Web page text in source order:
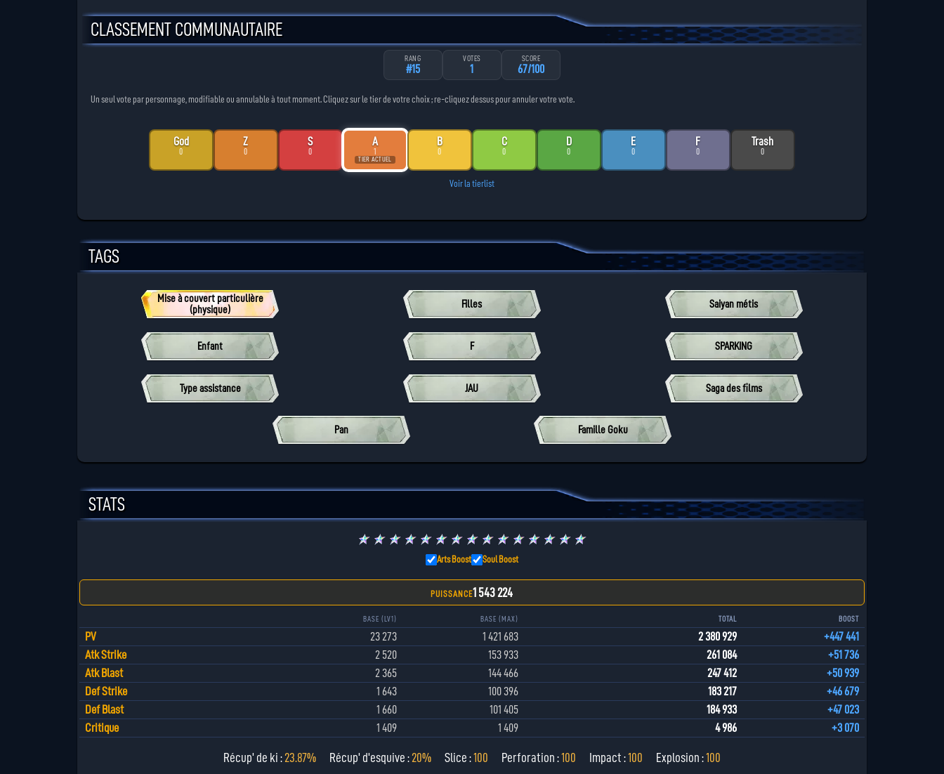
CLASSEMENT COMMUNAUTAIRE
RANG
#15
VOTES
1
SCORE
67/100
Un seul vote par personnage, modifiable ou annulable à tout moment. Cliquez sur le tier de votre choix ; re-cliquez dessus pour annuler votre vote.
God
0
Z
0
S
0
A
1
TIER ACTUEL
B
0
C
0
D
0
E
0
F
0
Trash
0
Voir la tierlist
TAGS
Mise à couvert particulière
(physique)
Filles Saiyan métis
Enfant F SPARKING
Type assistance JAU Saga des films
Pan Famille Goku
STATS
★ ★ ★ ★ ★ ★ ★ ★ ★ ★ ★ ★ ★ ★ ★
Arts Boost Soul Boost
PUISSANCE1 543 224
BASE (LV1) BASE (MAX) TOTAL BOOST
PV 23 273 1 421 683 2 380 929
+447 441
Atk Strike
2 520 153 933 261 084
+51 736
Atk Blast
2 365 144 466 247 412
+50 939
Def Strike
1 643 100 396 183 217
+46 679
Def Blast
1 660 101 405 184 933
+47 023
Critique
1 409 1 409 4 986 +3 070
Récup' de ki : 23.87% Récup' d'esquive : 20% Slice :100 Perforation :100 Impact :100 Explosion :100